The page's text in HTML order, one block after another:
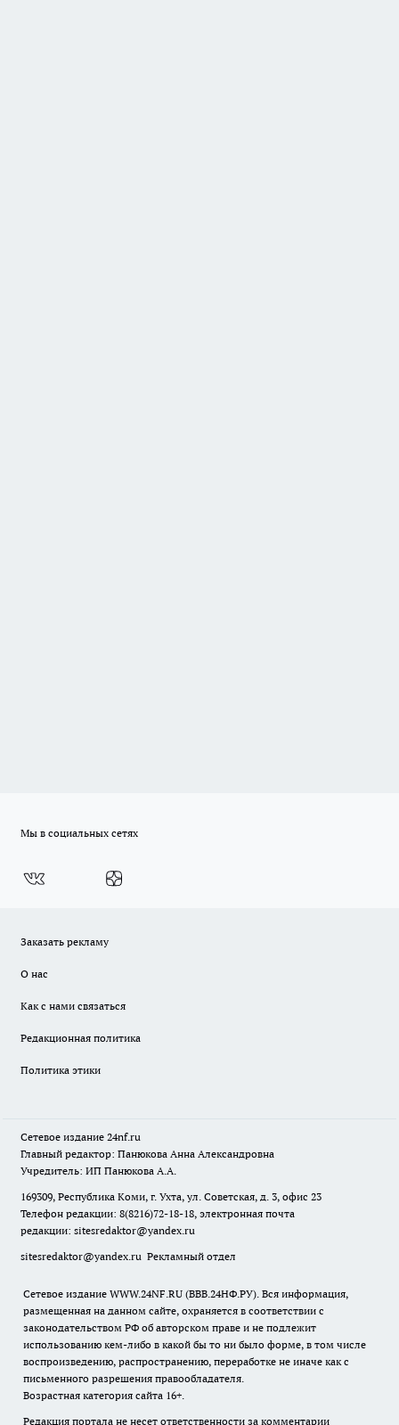
Мы в социальных сетях
Заказать рекламу
О нас
Как с нами связаться
Редакционная политика
Политика этики
Сетевое издание 24nf.ru
Главный редактор: Панюкова Анна Александровна
Учредитель: ИП Панюкова А.А.
169309, Республика Коми, г. Ухта, ул. Советская, д. 3, офис 23
Телефон редакции: 8(8216)72-18-18, электронная почта
редакции: sitesredaktor@yandex.ru
sitesredaktor@yandex.ru Рекламный отдел
Сетевое издание WWW.24NF.RU (ВВВ.24НФ.РУ). Вся информация,
размещенная на данном сайте, охраняется в соответствии с
законодательством РФ об авторском праве и не подлежит
использованию кем-либо в какой бы то ни было форме, в том числе
воспроизведению, распространению, переработке не иначе как с
письменного разрешения правообладателя.
Возрастная категория сайта 16+.
Редакция портала не несет ответственности за комментарии